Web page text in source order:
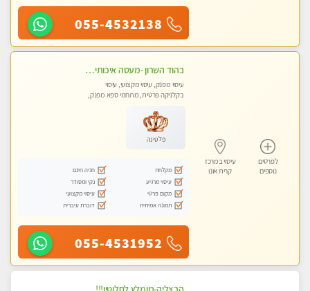
055-4532138
לפרטים
נוספים
עיסוי במרכז
קרית אונו
בהוד השרון -מעסה איכותית למאסז מקצועי ומפנק לכל שרירי הגוף
עיסוי מפנק, עיסוי מקצועי, עיסוי
בקלניקה פרטית, מתחמי ספא מפנק,
פלטינה
מקלחת
חניה חינם
עיסוי מרגיע
נקי ומסודר
מקום פרטי
עיסוי מקצועי
תמונה אמיתית
דוברת עיברית
055-4531952